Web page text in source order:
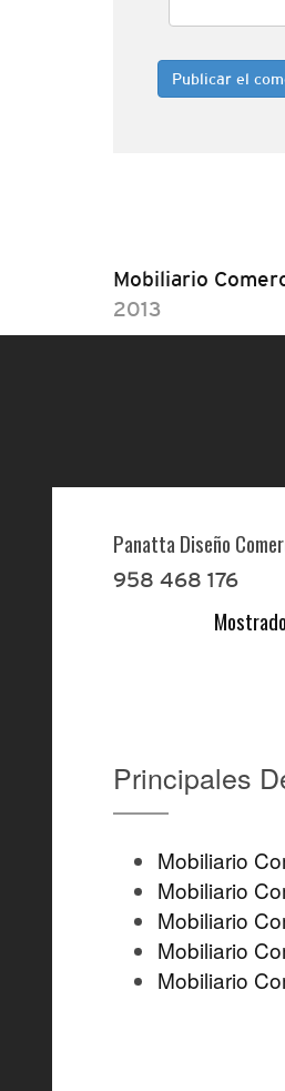
Mobiliario
2013
Panatta Diseño
958 468 176
Principales
Mobiliario
Mobiliario
Mobiliario
Mobiliario
Mobiliario